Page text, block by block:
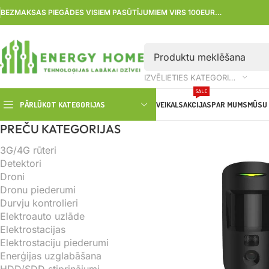
BEZMAKSAS PIEGĀDES VISIEM PASŪTĪJUMIEM VIRS 100EUR…
IZVĒLIETIES KATEGORIJU
PĀRLŪKOT KATEGORIJAS VEIKALSAKCIJAS
SALE
PAR MUMS
PREČU KATEGORIJAS
3G/4G rūteri
Detektori
Droni
Dronu piederumi
Durvju kontrolieri
Elektroauto uzlāde
Elektrostacijas
Elektrostaciju piederumi
Enerģijas uzglabāšana